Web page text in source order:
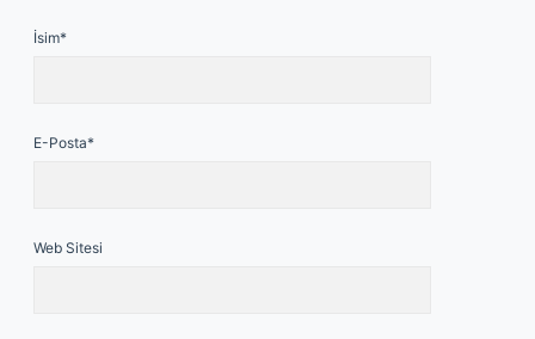
İsim*
E-Posta*
Web Sitesi